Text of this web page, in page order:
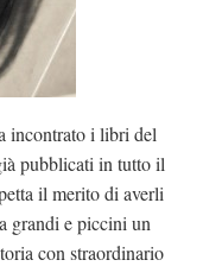
incontrato i libri del
pubblicati in tutto il
il merito di averli
grandi e piccini un
con straordinario